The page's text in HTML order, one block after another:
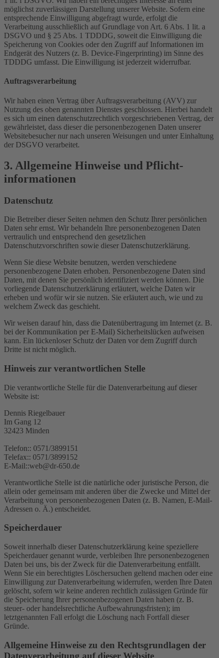
möglichst zuverlässigen Darstellung unserer Website. Sofern eine
entsprechende Einwilligung abgefragt wurde, erfolgt die
Verarbeitung ausschließlich auf Grundlage von Art. 6 Abs. 1 lit. a
DSGVO und § 25 Abs. 1 TDDDG, soweit die Einwilligung die
Speicherung von Cookies oder den Zugriff auf Informationen im
Endgerät des Nutzers (z. B. Device-Fingerprinting) im Sinne des
TDDDG umfasst. Die Einwilligung ist jederzeit widerrufbar.
Auftragsverarbeitung
Wir haben einen Vertrag über Auftragsverarbeitung (AVV) zur
Nutzung des oben genannten Dienstes geschlossen. Hierbei handelt
es sich um einen datenschutzrechtlich vorgeschriebenen Vertrag, der
gewährleistet, dass dieser die personenbezogenen Daten unserer
Websitebesucher nur nach unseren Weisungen und unter Einhaltung
der DSGVO verarbeitet.
3. Allgemeine Hinweise und Pflicht­
informationen
Datenschutz
Die Betreiber dieser Seiten nehmen den Schutz Ihrer persönlichen
Daten sehr ernst. Wir behandeln Ihre personenbezogenen Daten
vertraulich und entsprechend den gesetzlichen
Datenschutzvorschriften sowie dieser Datenschutzerklärung.
Wenn Sie diese Website benutzen, werden verschiedene
personenbezogene Daten erhoben. Personenbezogene Daten sind
Daten, mit denen Sie persönlich identifiziert werden können. Die
vorliegende Datenschutzerklärung erläutert, welche Daten wir
erheben und wofür wir sie nutzen. Sie erläutert auch, wie und zu
welchem Zweck das geschieht.
Wir weisen darauf hin, dass die Datenübertragung im Internet (z. B.
bei der Kommunikation per E-Mail) Sicherheitslücken aufweisen
kann. Ein lückenloser Schutz der Daten vor dem Zugriff durch
Dritte ist nicht möglich.
Hinweis zur verantwortlichen Stelle
Die verantwortliche Stelle für die Datenverarbeitung auf dieser
Website ist:
Dennis Riegelbauer
Im Gang 12
32423 Minden
Telefon:: 0571/3899151
Telefax:: 0571/3899152
E-Mail::web@dr-650.de
Verantwortliche Stelle ist die natürliche oder juristische Person, die
allein oder gemeinsam mit anderen über die Zwecke und Mittel der
Verarbeitung von personenbezogenen Daten (z. B. Namen, E-Mail-
Adressen o. Ä.) entscheidet.
Speicherdauer
Soweit innerhalb dieser Datenschutzerklärung keine speziellere
Speicherdauer genannt wurde, verbleiben Ihre personenbezogenen
Daten bei uns, bis der Zweck für die Datenverarbeitung entfällt.
Wenn Sie ein berechtigtes Löschersuchen geltend machen oder eine
Einwilligung zur Datenverarbeitung widerrufen, werden Ihre Daten
gelöscht, sofern wir keine anderen rechtlich zulässigen Gründe für
die Speicherung Ihrer personenbezogenen Daten haben (z. B.
steuer- oder handelsrechtliche Aufbewahrungsfristen); im
letztgenannten Fall erfolgt die Löschung nach Fortfall dieser
Gründe.
Allgemeine Hinweise zu den Rechtsgrundlagen der
Datenverarbeitung auf dieser Website